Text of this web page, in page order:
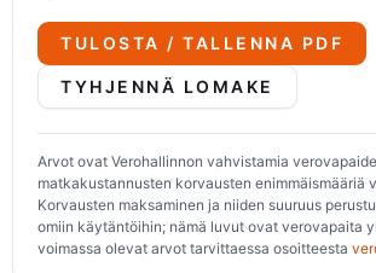
TULOSTA / TALLENNA PDF
TYHJENNÄ LOMAKE
Arvot ovat Verohallinnon vahvistamia
matkakustannusten korvausten enimmäismääriä
Korvausten maksaminen ja niiden suuruus
omiin käytäntöihin; nämä luvut ovat verovapaita
voimassa olevat arvot tarvittaessa osoitteesta